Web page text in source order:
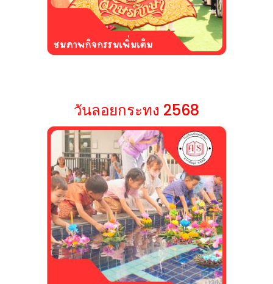
วันลอยกระทง 2568